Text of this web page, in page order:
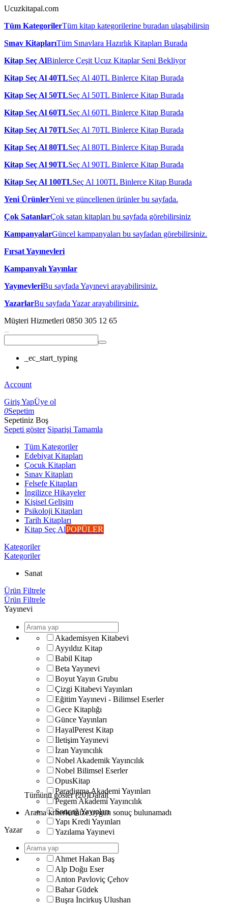
Ucuzkitapal.com
Tüm KategorilerTüm kitap kategorilerine buradan ulaşabilirsin
Sınav KitaplarıTüm Sınavlara Hazırlık Kitapları Burada
Kitap Seç AlBinlerce Çeşit Ucuz Kitaplar Seni Bekliyor
Kitap Seç Al 40TLSeç Al 40TL Binlerce Kitap Burada
Kitap Seç Al 50TLSeç Al 50TL Binlerce Kitap Burada
Kitap Seç Al 60TLSeç Al 60TL Binlerce Kitap Burada
Kitap Seç Al 70TLSeç Al 70TL Binlerce Kitap Burada
Kitap Seç Al 80TLSeç Al 80TL Binlerce Kitap Burada
Kitap Seç Al 90TLSeç Al 90TL Binlerce Kitap Burada
Kitap Seç Al 100TLSeç Al 100TL Binlerce Kitap Burada
Yeni ÜrünlerYeni ve güncellenen ürünler bu sayfada.
Çok SatanlarÇok satan kitapları bu sayfada görebilirsiniz
KampanyalarGüncel kampanyaları bu sayfadan görebilirsiniz.
Fırsat Yayınevleri
Kampanyalı Yayınlar
YayınevleriBu sayfada Yayınevi arayabilirsiniz.
YazarlarBu sayfada Yazar arayabilirsiniz.
Müşteri Hizmetleri 0850 305 12 65
_ec_start_typing
Account
Giriş YapÜye ol
0Sepetim
Sepetiniz Boş
Sepeti göster Siparişi Tamamla
Tüm Kategoriler
Edebiyat Kitapları
Çocuk Kitapları
Sınav Kitapları
Felsefe Kitapları
İngilizce Hikayeler
Kişisel Gelişim
Psikoloji Kitapları
Tarih Kitapları
Kitap Seç AlPOPÜLER
Kategoriler
Kategoriler
Sanat
Ürün Filtrele
Ürün Filtrele
Yayınevi
Akademisyen Kitabevi
Ayyıldız Kitap
Babil Kitap
Beta Yayınevi
Boyut Yayın Grubu
Çizgi Kitabevi Yayınları
Eğitim Yayınevi - Bilimsel Eserler
Gece Kitaplığı
Günce Yayınları
HayalPerest Kitap
İletişim Yayınevi
İzan Yayıncılık
Nobel Akademik Yayıncılık
Nobel Bilimsel Eserler
OpusKitap
Paradigma Akademi Yayınları
Pegem Akademi Yayıncılık
Sonçağ Yayınları
Yapı Kredi Yayınları
Yazılama Yayınevi
Tümünü göster (20)Daralt
Arama kriterlerinize uygun sonuç bulunamadı
Yazar
Ahmet Hakan Baş
Alp Doğu Eser
Anton Pavloviç Çehov
Bahar Güdek
Buşra İncirkuş Ulushan